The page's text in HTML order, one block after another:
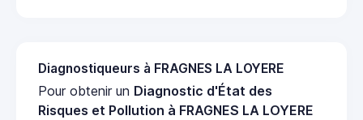
Diagnostiqueurs à FRAGNES LA LOYERE
Pour obtenir un Diagnostic d'État des
Risques et Pollution à FRAGNES LA LOYERE